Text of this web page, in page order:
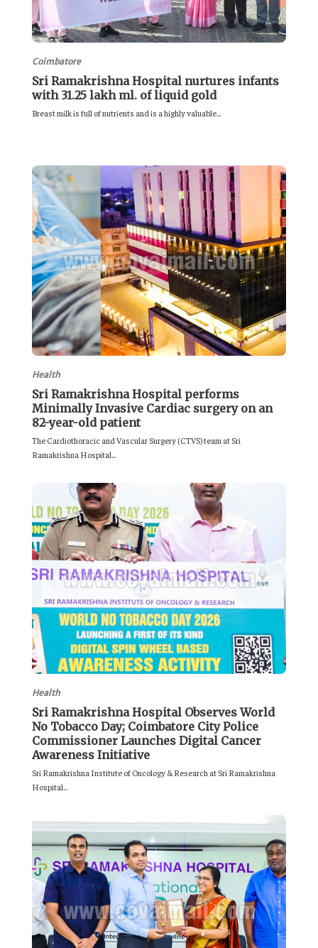
Coimbatore
Sri Ramakrishna Hospital nurtures infants
with 31.25 lakh ml. of liquid gold
Breast milk is full of nutrients and is a highly valuable...
Health
Sri Ramakrishna Hospital performs
Minimally Invasive Cardiac surgery on an
82-year-old patient
The Cardiothoracic and Vascular Surgery (CTVS) team at Sri
Ramakrishna Hospital...
Health
Sri Ramakrishna Hospital Observes World
No Tobacco Day; Coimbatore City Police
Commissioner Launches Digital Cancer
Awareness Initiative
Sri Ramakrishna Institute of Oncology & Research at Sri Ramakrishna
Hospital...